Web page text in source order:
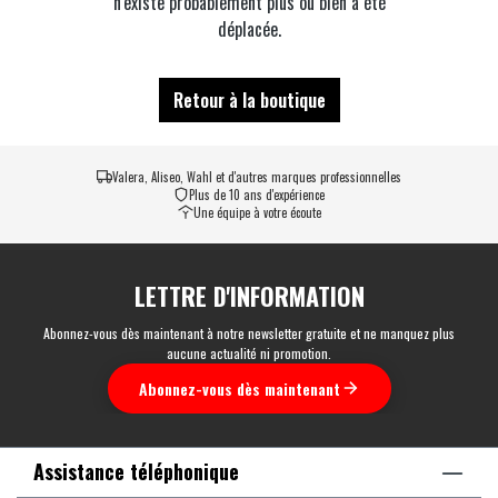
déplacée.
Retour à la boutique
Valera, Aliseo, Wahl et d'autres marques professionnelles
Plus de 10 ans d'expérience
Une équipe à votre écoute
LETTRE D'INFORMATION
Abonnez-vous dès maintenant à notre newsletter gratuite et ne manquez plus
aucune actualité ni promotion.
Abonnez-vous dès maintenant
Assistance téléphonique